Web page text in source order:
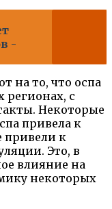
-
на то, что оспа
регионах, с
Некоторые
привела к
привели к
Это, в
влияние на
некоторых